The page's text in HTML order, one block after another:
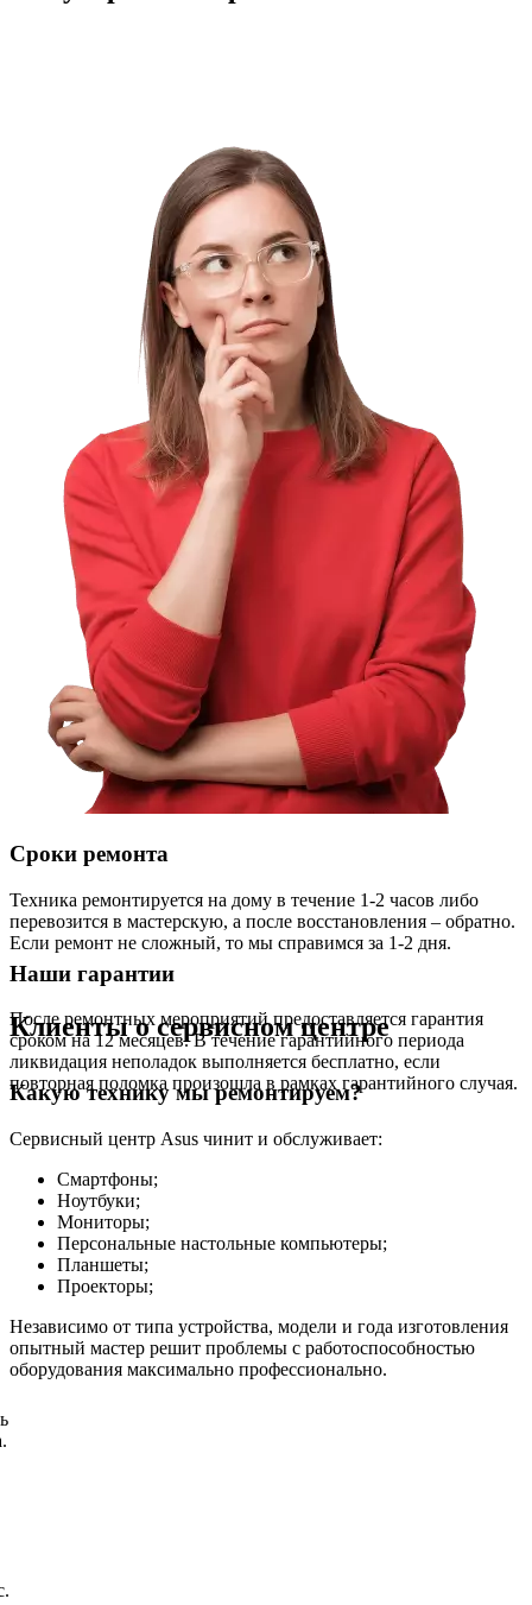
Сроки ремонта
Техника ремонтируется на дому в течение 1-2 часов либо
перевозится в мастерскую, а после восстановления – обратно.
Если ремонт не сложный, то мы справимся за 1-2 дня.
Наши гарантии
После ремонтных мероприятий предоставляется гарантия
сроком на 12 месяцев. В течение гарантийного периода
ликвидация неполадок выполняется бесплатно, если
повторная поломка произошла в рамках гарантийного случая.
Какую технику мы ремонтируем?
Сервисный центр Asus чинит и обслуживает:
Смартфоны;
Ноутбуки;
Мониторы;
Персональные настольные компьютеры;
Планшеты;
Проекторы;
Независимо от типа устройства, модели и года изготовления
опытный мастер решит проблемы с работоспособностью
оборудования максимально профессионально.
Клиенты о сервисном центре